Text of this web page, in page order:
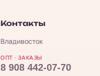
Контакты
Владивосток
ОПТ · ЗАКАЗЫ
8 908 442-07-70